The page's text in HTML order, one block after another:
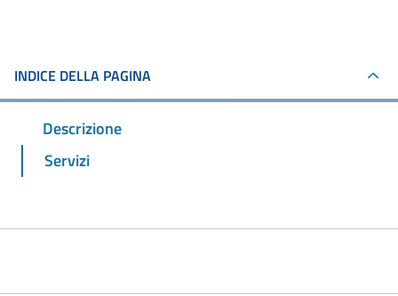
INDICE DELLA PAGINA
Descrizione
Servizi